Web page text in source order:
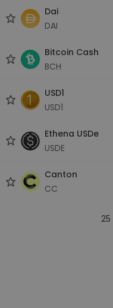
Dai
DAI
Bitcoin Cash
BCH
USD1
USD1
Ethena USDe
USDE
Canton
CC
25